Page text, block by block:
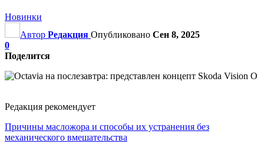
Новинки
Автор Редакция Опубликовано Сен 8, 2025
0
Поделится
Редакция рекомендует
Причины масложора и способы их устранения без
механического вмешательства